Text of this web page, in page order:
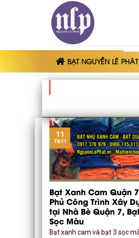
PHÁT
BẠT NGUYỄN LÊ PHÁT
Bạt Xanh Cam Quận
Phủ Công Trình Xây
tại Nhà Bè Quận 7,
Sọc Màu
Bạt xanh cam và bạt 3 sọc
11
Th11